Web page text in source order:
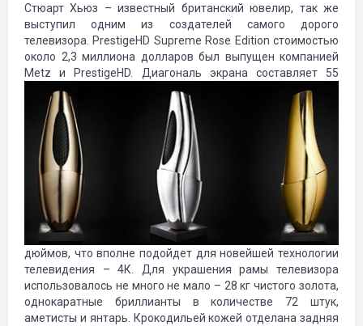
Стюарт Хьюз – известный британский ювелир, так же
выступил одним из создателей самого дорого
телевизора. PrestigeHD Supreme Rose Edition стоимостью
около 2,3 миллиона долларов был выпущен компанией
Metz и PrestigeHD. Диагональ экрана составляет 55
дюймов, что вполне подойдет для новейшей технологии
телевидения – 4К. Для украшения рамы телевизора
использовалось не много не мало – 28 кг чистого золота,
однокаратные бриллианты в количестве 72 штук,
аметисты и янтарь. Крокодильей кожей отделана задняя